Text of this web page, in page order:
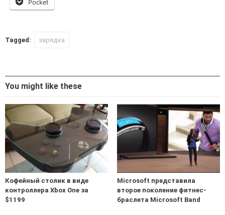
Pocket
Tagged: зарядка
You might like these
Кофейный столик в виде
контроллера Xbox One за
$1199
Microsoft представила
второе поколение фитнес-
браслета Microsoft Band